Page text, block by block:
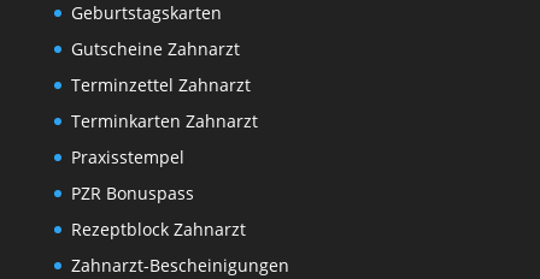
Geburtstagskarten
Gutscheine Zahnarzt
Terminzettel Zahnarzt
Terminkarten Zahnarzt
Praxisstempel
PZR Bonuspass
Rezeptblock Zahnarzt
Zahnarzt-Bescheinigungen